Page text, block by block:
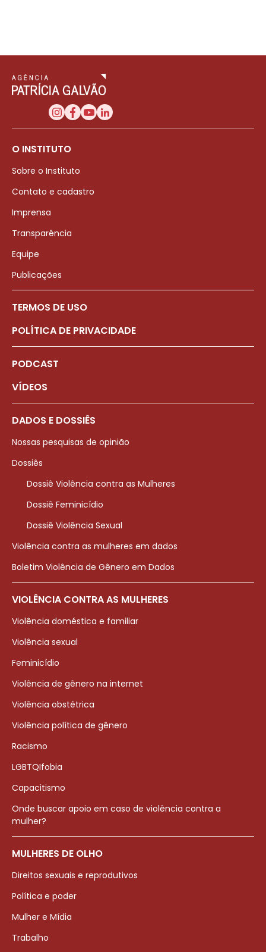
O INSTITUTO
Sobre o Instituto
Contato e cadastro
Imprensa
Transparência
Equipe
Publicações
TERMOS DE USO
POLÍTICA DE PRIVACIDADE
PODCAST
VÍDEOS
DADOS E DOSSIÊS
Nossas pesquisas de opinião
Dossiês
Dossiê Violência contra as Mulheres
Dossiê Feminicídio
Dossiê Violência Sexual
Violência contra as mulheres em dados
Boletim Violência de Gênero em Dados
VIOLÊNCIA CONTRA AS MULHERES
Violência doméstica e familiar
Violência sexual
Feminicídio
Violência de gênero na internet
Violência obstétrica
Violência política de gênero
Racismo
LGBTQIfobia
Capacitismo
Onde buscar apoio em caso de violência contra a
mulher?
MULHERES DE OLHO
Direitos sexuais e reprodutivos
Política e poder
Mulher e Mídia
Trabalho